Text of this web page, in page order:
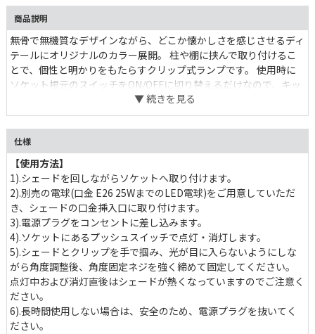
商品説明
無骨で無機質なデザインながら、どこか懐かしさを感じさせるディ
テールにオリジナルのカラー展開。 柱や棚に挟んで取り付けるこ
とで、個性と明かりをもたらすクリップ式ランプです。 使用時に
ソケット根元のスイッチをON/OFFに切り替えるだけなので、キッ
チンやガレージ、デスク周りの作業にも最適。 クリップのホール
ド力が強く、角度も調整可能。ストレスなく設置できます。 必要
な時に必要な場所で使える。空間作りのスパイスに。
仕様
【使用方法】
1).シェードを回しながらソケットへ取り付けます。
2).別売の電球(口金 E26 25WまでのLED電球)をご用意していただ
き、シェードの口金挿入口に取り付けます。
3).電源プラグをコンセントに差し込みます。
4).ソケットにあるプッシュスイッチで点灯・消灯します。
5).シェードとクリップを手で掴み、光が目に入らないようにしな
がら角度調整後、角度固定ネジを強く締めて固定してください。
点灯中および消灯直後はシェードが熱くなっていますのでご注意く
ださい。
6).長時間使用しない場合は、安全のため、電源プラグを抜いてく
ださい。